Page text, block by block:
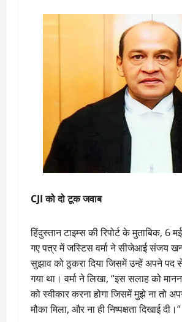
CJI को दो टूक जवाब
हिंदुस्तान टाइम्स की रिपोर्ट के मुताबिक, 6
गए पत्र में जस्टिस वर्मा ने सीजेआई संजय
सुझाव को ठुकरा दिया जिसमें उन्हें अपने पद
गया था। वर्मा ने लिखा, “इस सलाह को
को स्वीकार करना होगा जिसमें मुझे ना तो
मौका मिला, और ना ही निष्पक्षता दिखाई दी।”